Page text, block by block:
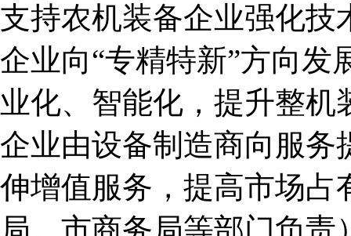
支持农机装备企业强化技
企业向“专精特新”方向
业化、智能化，提升整
企业由设备制造商向服务
伸增值服务，提高市场占